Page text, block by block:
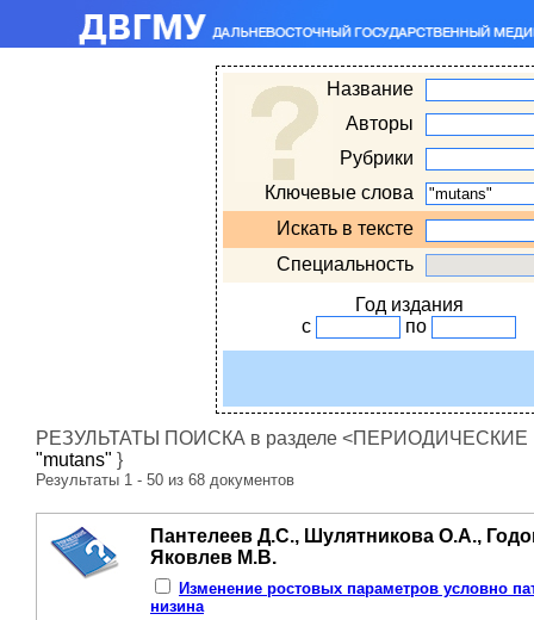
Название
Авторы
Рубрики
Ключевые слова
Искать в тексте
Специальность
Год издания
с
по
РЕЗУЛЬТАТЫ ПОИСКА в разделе <ПЕРИОДИЧЕСКИЕ
"mutans" }
Результаты 1 - 50 из 68 документов
Пантелеев Д.С., Шулятникова О.А.,
Яковлев М.В.
Изменение ростовых параметров условно
низина